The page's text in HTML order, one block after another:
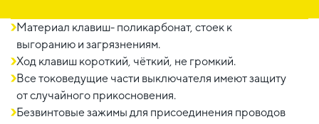
Материал клавиш- поликарбонат, стоек к
выгоранию и загрязнениям.
Ход клавиш короткий, чёткий, не громкий.
Все токоведущие части выключателя имеют защиту
от случайного прикосновения.
Безвинтовые зажимы для присоединения проводов